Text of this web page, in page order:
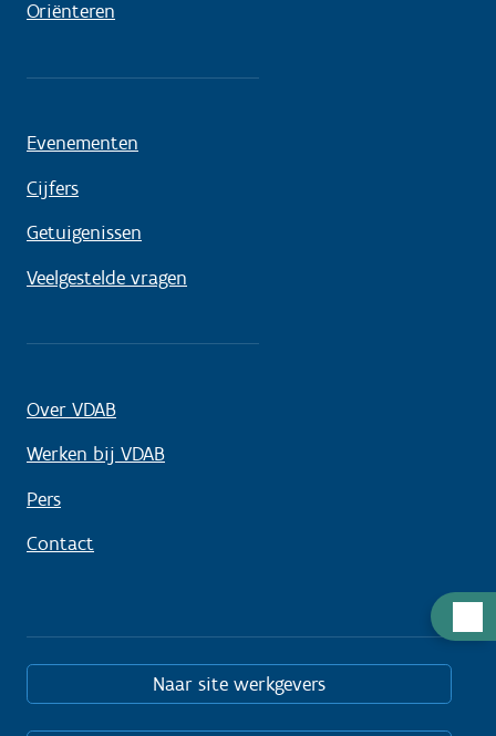
Oriënteren
Evenementen
Cijfers
Getuigenissen
Veelgestelde vragen
Over VDAB
Werken bij VDAB
Pers
Contact
Naar site werkgevers